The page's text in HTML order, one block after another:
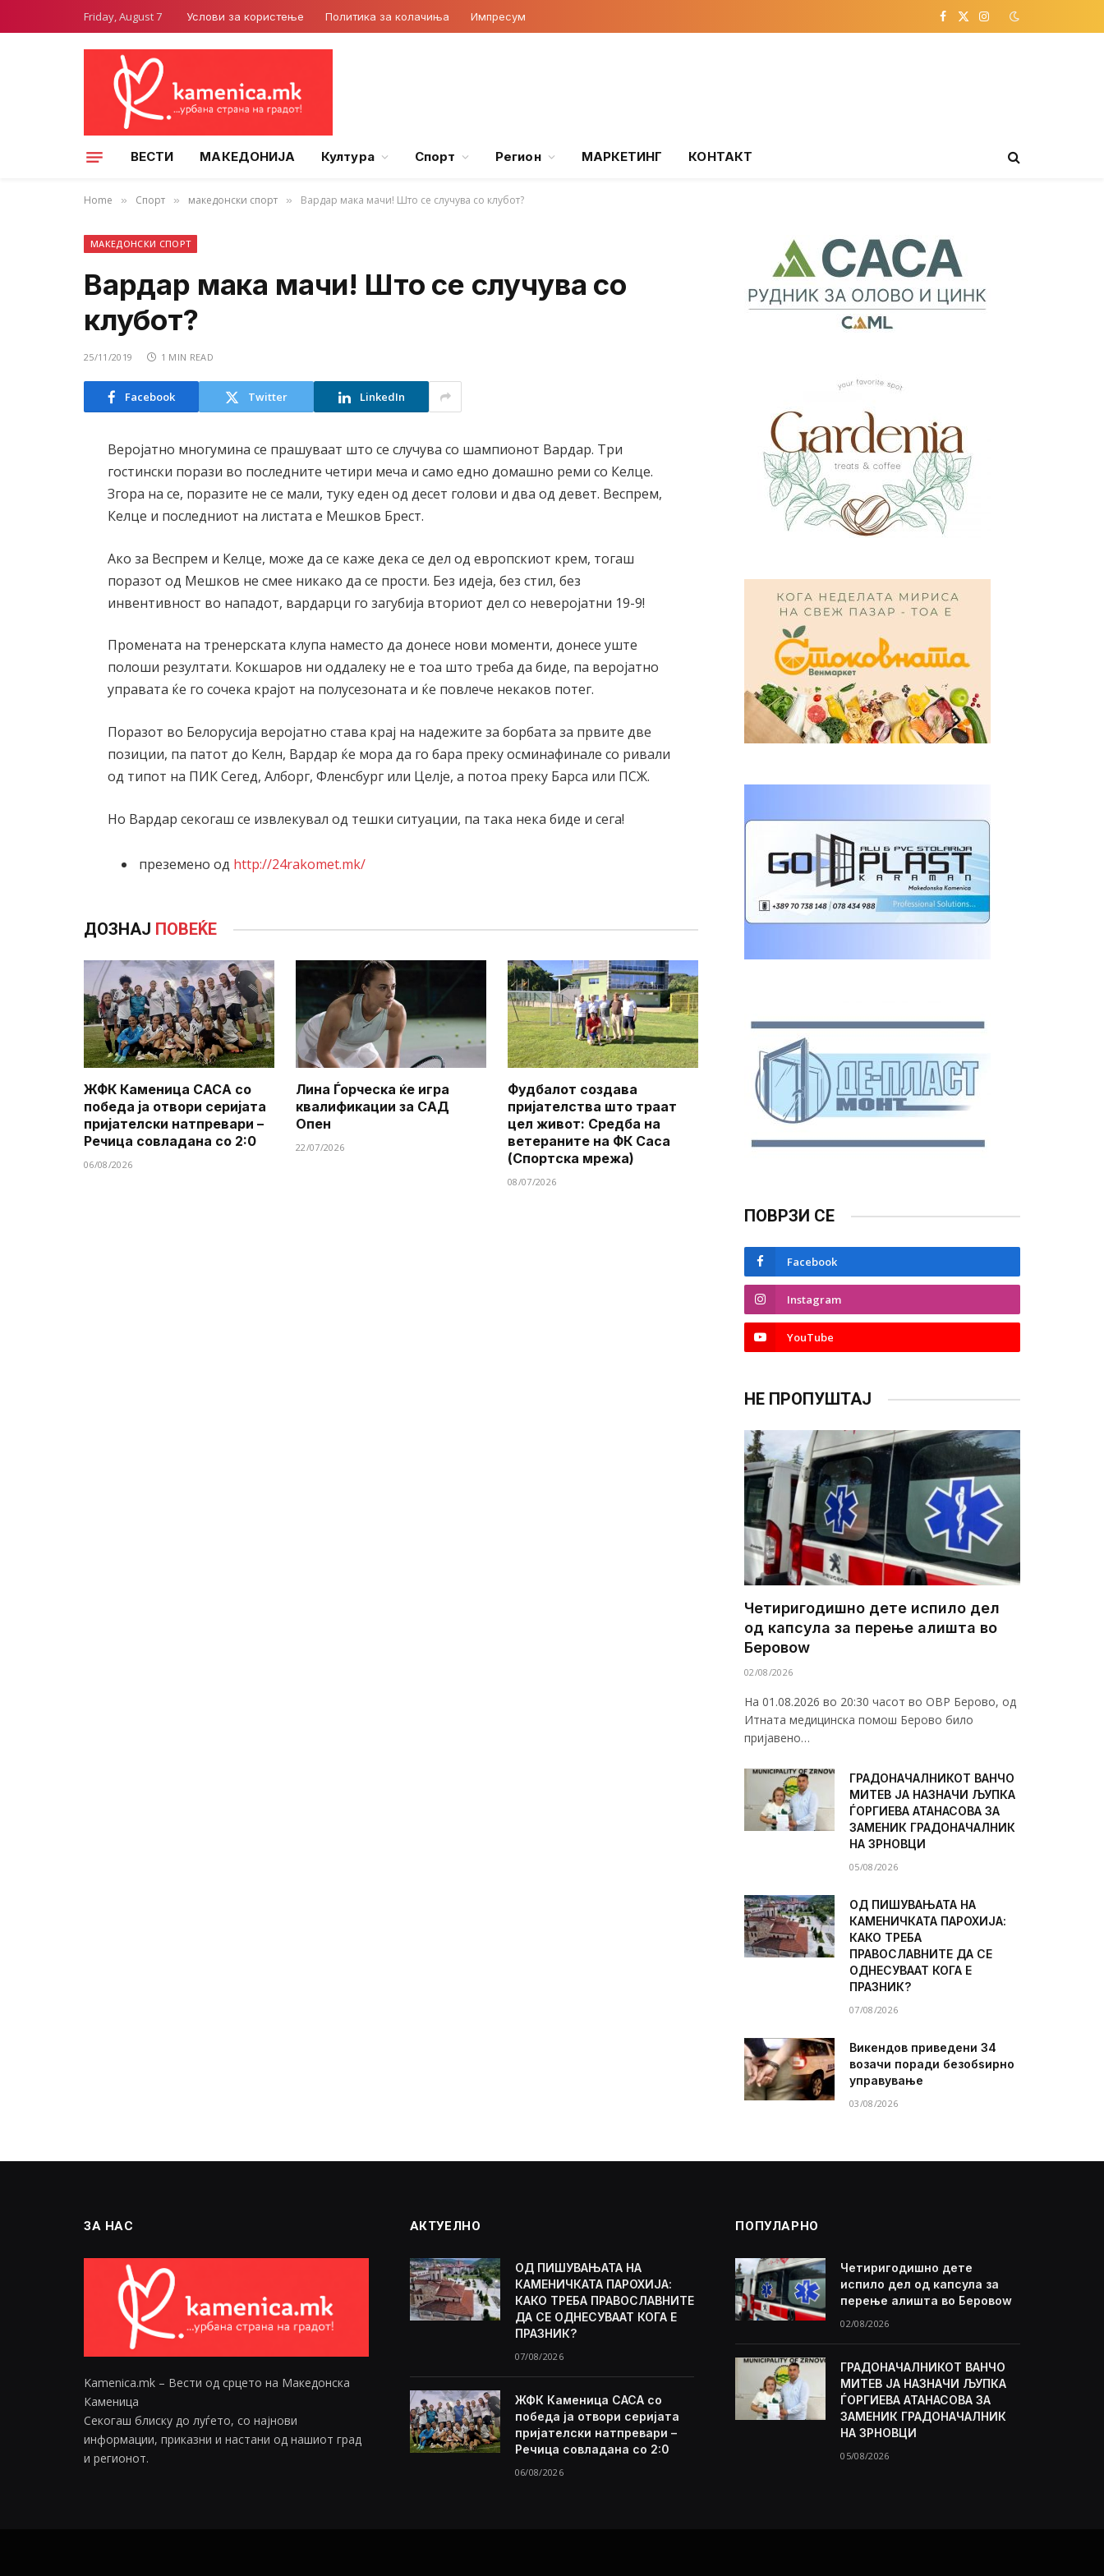
Friday, August 7 Услови за користење Политика за колачиња Импресум Facebook
X
Instagram
ВЕСТИ МАКЕДОНИЈА Култура Спорт Регион МАРКЕТИНГ КОНТАКТ
Home » Спорт » македонски спорт » Вардар мака мачи! Што се случува со клубот?
МАКЕДОНСКИ СПОРТ
Вардар мака мачи! Што се случува со
клубот?
25/11/2019 1 MIN READ
Facebook Twitter LinkedIn
Веројатно многумина се прашуваат што се случува со шампионот Вардар. Три
гостински порази во последните четири меча и само едно домашно реми со Келце.
Згора на се, поразите не се мали, туку еден од десет голови и два од девет. Веспрем,
Келце и последниот на листата е Мешков Брест.
Ако за Веспрем и Келце, може да се каже дека се дел од европскиот крем, тогаш
поразот од Мешков не смее никако да се прости. Без идеја, без стил, без
инвентивност во нападот, вардарци го загубија вториот дел со неверојатни 19-9!
Промената на тренерската клупа наместо да донесе нови моменти, донесе уште
полоши резултати. Кокшаров ни оддалеку не е тоа што треба да биде, па веројатно
управата ќе го сочека крајот на полусезоната и ќе повлече некаков потег.
Поразот во Белорусија веројатно става крај на надежите за борбата за првите две
позиции, па патот до Келн, Вардар ќе мора да го бара преку осминафинале со ривали
од типот на ПИК Сегед, Алборг, Фленсбург или Целје, а потоа преку Барса или ПСЖ.
Но Вардар секогаш се извлекувал од тешки ситуации, па така нека биде и сега!
преземено од http://24rakomet.mk/
ДОЗНАЈ ПОВЕЌЕ
ЖФК Каменица САСА со
победа ја отвори серијата
пријателски натпревари –
Речица совладана со 2:0
06/08/2026
Лина Ѓорческа ќе игра
квалификации за САД
Опен
22/07/2026
Фудбалот создава
пријателства што траат
цел живот: Средба на
ветераните на ФК Саса
(Спортска мрежа)
08/07/2026
ПОВРЗИ СЕ
Facebook
Instagram
YouTube
НЕ ПРОПУШТАЈ
Четиригодишно дете испило дел
од капсула за перење алишта во
Беровоw
02/08/2026
На 01.08.2026 во 20:30 часот во ОВР Берово, од
Итната медицинска помош Берово било
пријавено…
ГРАДОНАЧАЛНИКОТ ВАНЧО
МИТЕВ ЈА НАЗНАЧИ ЉУПКА
ЃОРГИЕВА АТАНАСОВА ЗА
ЗАМЕНИК ГРАДОНАЧАЛНИК
НА ЗРНОВЦИ
05/08/2026
ОД ПИШУВАЊАТА НА
КАМЕНИЧКАТА ПАРОХИЈА:
КАКО ТРЕБА
ПРАВОСЛАВНИТЕ ДА СЕ
ОДНЕСУВААТ КОГА Е
ПРАЗНИК?
07/08/2026
Викендов приведени 34
возачи поради безобѕирно
управување
03/08/2026
ЗА НАС
Kamenica.mk – Вести од срцето на Македонска
Каменица
Секогаш блиску до луѓето, со најнови
информации, приказни и настани од нашиот град
и регионот.
АКТУЕЛНО
ОД ПИШУВАЊАТА НА
КАМЕНИЧКАТА ПАРОХИЈА:
КАКО ТРЕБА ПРАВОСЛАВНИТЕ
ДА СЕ ОДНЕСУВААТ КОГА Е
ПРАЗНИК?
07/08/2026
ЖФК Каменица САСА со
победа ја отвори серијата
пријателски натпревари –
Речица совладана со 2:0
06/08/2026
ПОПУЛАРНО
Четиригодишно дете
испило дел од капсула за
перење алишта во Беровоw
02/08/2026
ГРАДОНАЧАЛНИКОТ ВАНЧО
МИТЕВ ЈА НАЗНАЧИ ЉУПКА
ЃОРГИЕВА АТАНАСОВА ЗА
ЗАМЕНИК ГРАДОНАЧАЛНИК
НА ЗРНОВЦИ
05/08/2026